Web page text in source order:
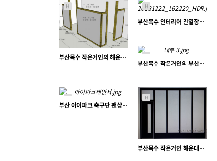
H
부산목수 작은거인의 해운대목수 센텀시티 사무실파티션 인테리어목공 작업
H
작은거인
부산목수 인테리어 진열장, 진열매대 중심 아이파크 축구단 팬샵 목수 목공
H 2322501-15
작은거인
부산목수 작은거인의 부산아이파크 축구단 팬샵 인테리어 - 진열장, 진열매대
H 2567512-12
작은거인
부산 아이파크 축구단 팬샵 인테리어 - 진열장, 진열매대 디자인 기획
H
부산목수 작은거인 해운대구 반여동 학원파티션 가베설치 목공작업